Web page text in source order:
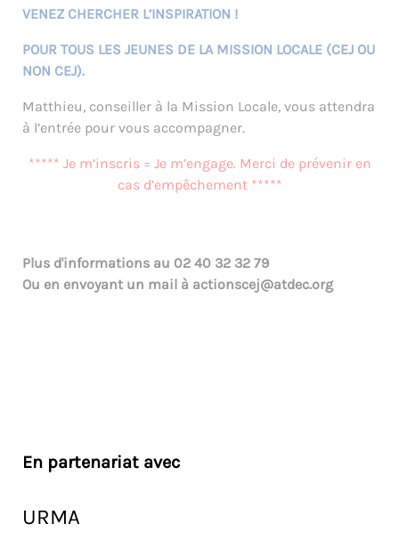
VENEZ CHERCHER L’INSPIRATION !
POUR TOUS LES JEUNES DE LA MISSION LOCALE (CEJ OU
NON CEJ).
Matthieu, conseiller à la Mission Locale, vous attendra
à l’entrée pour vous accompagner.
***** Je m’inscris = Je m’engage. Merci de prévenir en
cas d’empêchement *****
Plus d'informations au 02 40 32 32 79
Ou en envoyant un mail à actionscej@atdec.org
En partenariat avec
URMA